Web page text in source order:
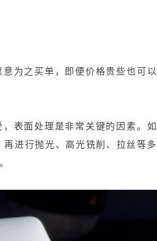
为之买单，即便价格贵些也可以
表面处理是非常关键的因素。如
进行抛光、高光铣削、拉丝等多